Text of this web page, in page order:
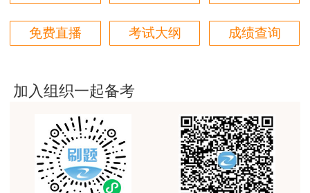
客户回复迅速，热心解答，购买体验很不错。
讲得好
用户m0****66
林老师讲得非常好！
用户m8****66
非常好的开学破冰讲义！认真对待，无限可能!
免费直播 考试大纲 成绩查询
加入组织一起备考